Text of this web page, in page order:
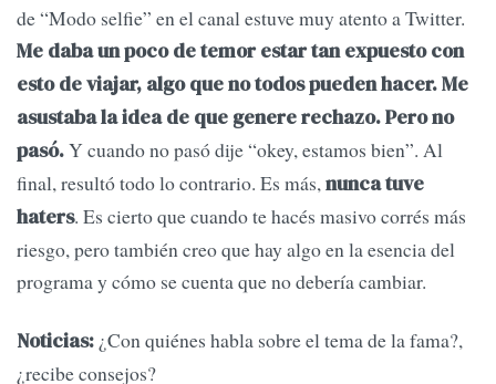
de “Modo selfie” en el canal estuve muy atento a Twitter.
Me daba un poco de temor estar tan expuesto con
esto de viajar, algo que no todos pueden hacer. Me
asustaba la idea de que genere rechazo. Pero no
pasó.Y cuando no pasó dije “okey, estamos bien”. Al
final, resultó todo lo contrario. Es más,nunca tuve
haters. Es cierto que cuando te hacés masivo corrés más
riesgo, pero también creo que hay algo en la esencia del
programa y cómo se cuenta que no debería cambiar.
Noticias: ¿Con quiénes habla sobre el tema de la fama?,
¿recibe consejos?